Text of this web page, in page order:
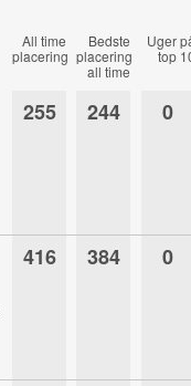
All time
placering
Bedste
placering
all time
Uger
top
255 244 0
416 384 0